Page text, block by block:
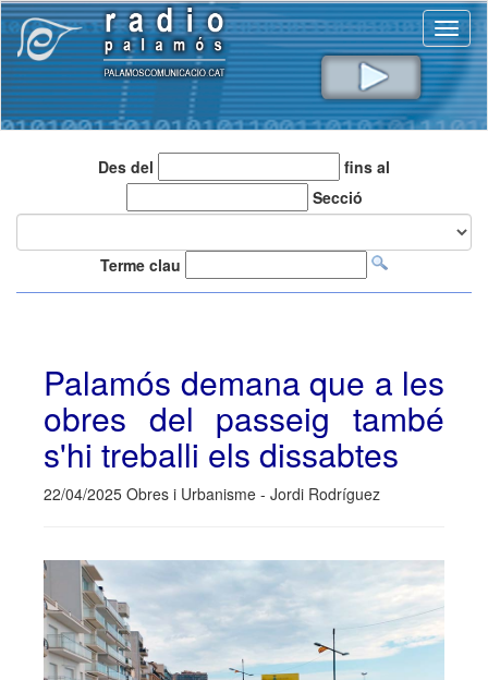
Des del
fins al
Secció
Terme clau
Palamós demana que a les
obres del passeig també
s'hi treballi els dissabtes
22/04/2025 Obres i Urbanisme - Jordi Rodríguez